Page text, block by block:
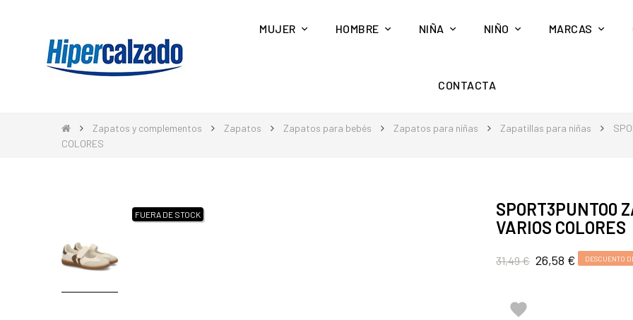
MUJER HOMBRE NIÑA NIÑO MARCAS
CONTACTA
Zapatos y complementos Zapatos Zapatos para bebés Zapatos para niñas Zapatillas para niñas
COLORES
FUERA DE STOCK
SPORT3PUNTO0
VARIOS COLORES
31,49 € 26,58 € DESCUENTO
